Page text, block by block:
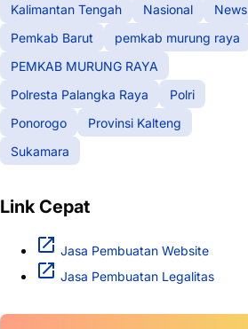
Kalimantan Tengah
Nasional
News
Pemkab Barut
pemkab murung raya
PEMKAB MURUNG RAYA
Polresta Palangka Raya
Polri
Ponorogo
Provinsi Kalteng
Sukamara
Link Cepat
Jasa Pembuatan Website
Jasa Pembuatan Legalitas